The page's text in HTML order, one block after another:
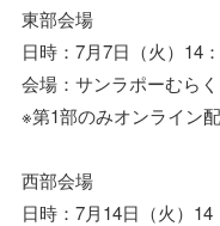
東部会場
日時：7月7日（火）14
会場：サンラポーむら
※第1部のみオンライン
西部会場
日時：7月14日（火）14